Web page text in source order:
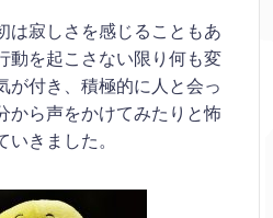
は寂しさを感じることもあ
動を起こさない限り何も変
が付き、積極的に人と会っ
から声をかけてみたりと怖
いきました。